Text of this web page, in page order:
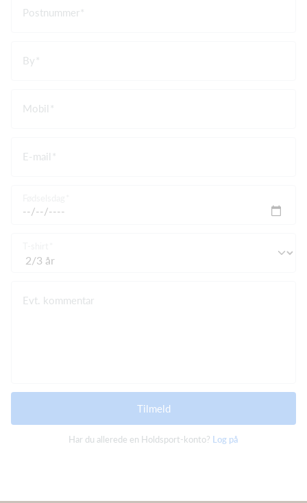
Postnummer
By
Mobil
E-mail
Evt. kommentar
Tilmeld
Har du allerede en Holdsport-konto? Log på